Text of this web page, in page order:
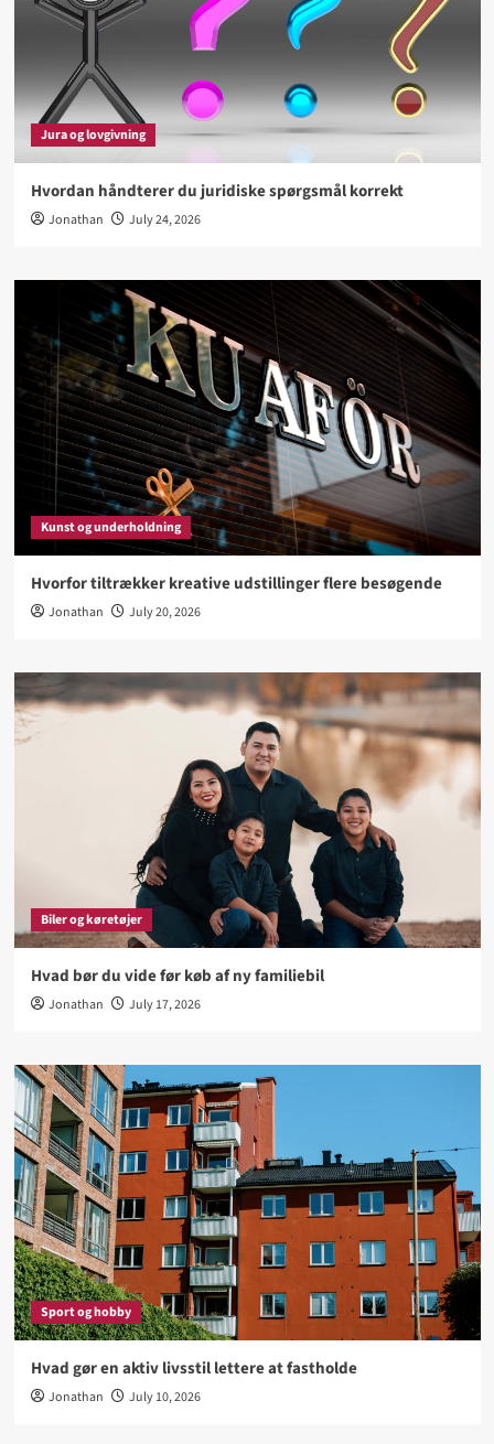
Jura og lovgivning
Hvordan håndterer du juridiske spørgsmål korrekt
Jonathan July 24, 2026
Kunst og underholdning
Hvorfor tiltrækker kreative udstillinger flere besøgende
Jonathan July 20, 2026
Biler og køretøjer
Hvad bør du vide før køb af ny familiebil
Jonathan July 17, 2026
Sport og hobby
Hvad gør en aktiv livsstil lettere at fastholde
Jonathan July 10, 2026